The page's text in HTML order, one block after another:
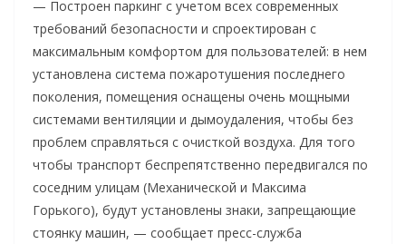
— Построен паркинг с учетом всех современных
требований безопасности и спроектирован с
максимальным комфортом для пользователей: в нем
установлена система пожаротушения последнего
поколения, помещения оснащены очень мощными
системами вентиляции и дымоудаления, чтобы без
проблем справляться с очисткой воздуха. Для того
чтобы транспорт беспрепятственно передвигался по
соседним улицам (Механической и Максима
Горького), будут установлены знаки, запрещающие
стоянку машин, — сообщает пресс-служба